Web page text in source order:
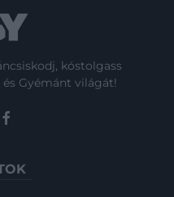
kóstolgass
Gyémánt világát!